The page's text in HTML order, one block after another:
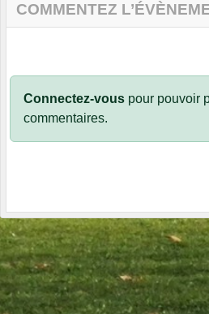
COMMENTEZ
Connectez-vous pour pouvoir
commentaires.